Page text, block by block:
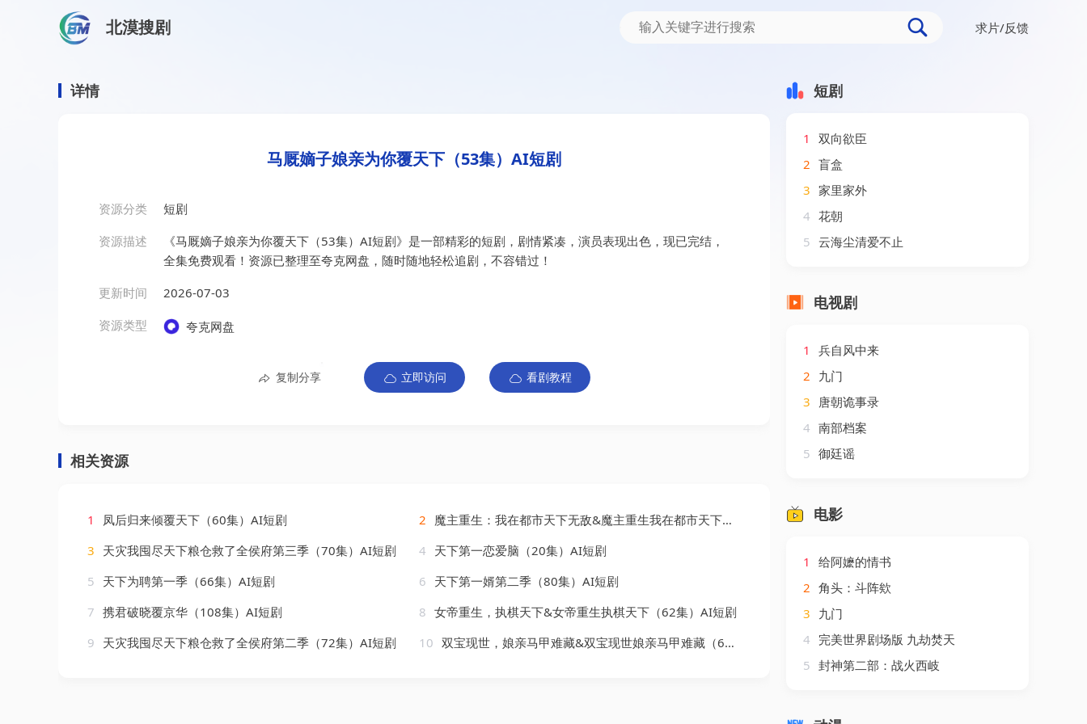
北漠搜剧 求片/反馈
详情
马厩嫡子娘亲为你覆天下（53集）AI短剧
资源分类
短剧
资源描述
《马厩嫡子娘亲为你覆天下（53集）AI短剧》是一部精彩的短剧，剧情紧凑，演员表现出色，现已完结，
全集免费观看！资源已整理至夸克网盘，随时随地轻松追剧，不容错过！
更新时间
2026-07-03
资源类型
夸克网盘
复制分享 立即访问 看剧教程
相关资源
1 凤后归来倾覆天下（60集）AI短剧 2 魔主重生：我在都市天下无敌&魔主重生我在都市天下无敌（85集）AI短剧
3 天灾我囤尽天下粮仓救了全侯府第三季（70集）AI短剧 4 天下第一恋爱脑（20集）AI短剧
5 天下为聘第一季（66集）AI短剧 6 天下第一婿第二季（80集）AI短剧
7 携君破晓覆京华（108集）AI短剧 8 女帝重生，执棋天下&女帝重生执棋天下（62集）AI短剧
9 天灾我囤尽天下粮仓救了全侯府第二季（72集）AI短剧 10 双宝现世，娘亲马甲难藏&双宝现世娘亲马甲难藏（60集）AI短剧
短剧
1
双向欲臣
2 盲盒
3 家里家外
4 花朝
5 云海尘清爱不止
电视剧
1
兵自风中来
2 九门
3 唐朝诡事录
4 南部档案
5 御廷谣
电影
1
给阿嬷的情书
2 角头：斗阵欸
3 九门
4 完美世界剧场版 九劫焚天
5 封神第二部：战火西岐